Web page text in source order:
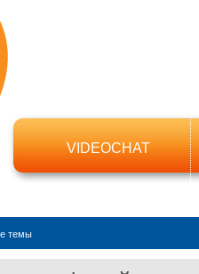
VIDEOCHAT
темы